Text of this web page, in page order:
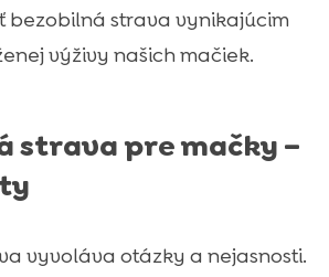
bezobilná strava vynikajúcim
výživy našich mačiek.
strava pre mačky –
vyvoláva otázky a nejasnosti.